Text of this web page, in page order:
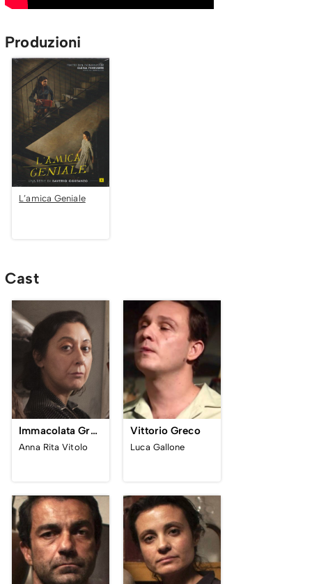
Produzioni
L’amica Geniale
Cast
Immacolata Greco
Anna Rita Vitolo
Vittorio Greco
Luca Gallone